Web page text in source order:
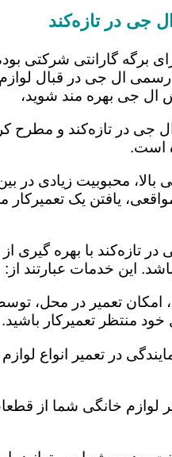
جی در تازه‌کند
برگه گارانتی شرکتی
رسمی ال جی در قبال
ال جی بهره مند شوید،
جی در تازه‌کند و مطرح
است.
محبوبیت زیادی در
یافتن یک تعمیرکار
تازه‌کند با بهره گیری
این خدمات عبارتند از:
امکان تعمیر در محل،
منتظر تعمیرکار باشید.
در تعمیر انواع
لوازم خانگی شما از